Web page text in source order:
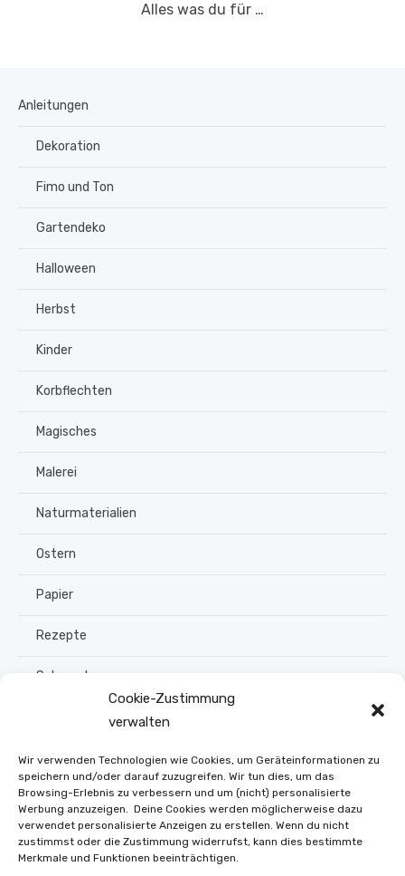
Cookie-Zustimmung
verwalten
Wir verwenden Technologien wie Cookies, um Geräteinformationen zu
speichern und/oder darauf zuzugreifen. Wir tun dies, um das
Browsing-Erlebnis zu verbessern und um (nicht) personalisierte
Werbung anzuzeigen. Deine Cookies werden möglicherweise dazu
verwendet personalisierte Anzeigen zu erstellen. Wenn du nicht
zustimmst oder die Zustimmung widerrufst, kann dies bestimmte
Merkmale und Funktionen beeinträchtigen.
Alles was du für …
Anleitungen
Dekoration
Fimo und Ton
Gartendeko
Halloween
Herbst
Kinder
Korbflechten
Magisches
Malerei
Naturmaterialien
Ostern
Papier
Rezepte
Schmuck
Upcycling
Stroh flechten
Weihnachten